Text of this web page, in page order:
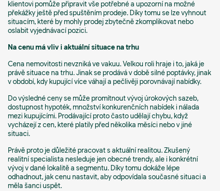
klientovi pomůže připravit vše potřebné a upozorní na možné
překážky ještě před spuštěním prodeje. Díky tomu se lze vyhnout
situacím, které by mohly prodej zbytečně zkomplikovat nebo
oslabit vyjednávací pozici.
Na cenu má vliv i aktuální situace na trhu
Cena nemovitosti nevzniká ve vakuu. Velkou roli hraje i to, jaká je
právě situace na trhu. Jinak se prodává v době silné poptávky, jinak
v období, kdy kupující více váhají a pečlivěji porovnávají nabídky.
Do výsledné ceny se může promítnout vývoj úrokových sazeb,
dostupnost hypoték, množství konkurenčních nabídek i nálada
mezi kupujícími. Prodávající proto často udělají chybu, když
vycházejí z cen, které platily před několika měsíci nebo v jiné
situaci.
Právě proto je důležité pracovat s aktuální realitou. Zkušený
realitní specialista nesleduje jen obecné trendy, ale i konkrétní
vývoj v dané lokalitě a segmentu. Díky tomu dokáže lépe
odhadnout, jak cenu nastavit, aby odpovídala současné situaci a
měla šanci uspět.